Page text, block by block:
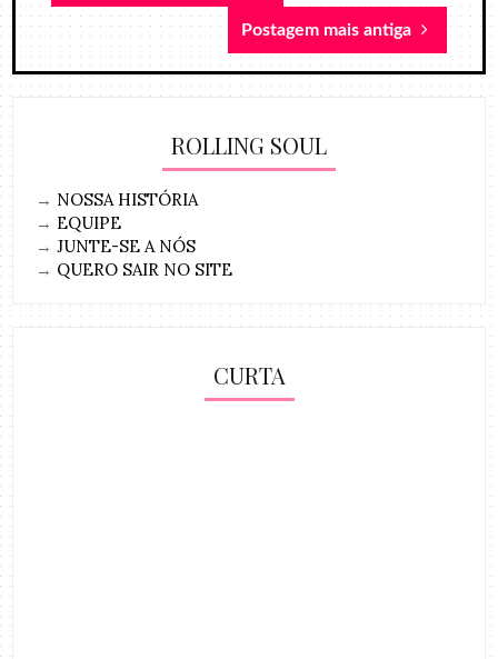
Postagem mais antiga
ROLLING SOUL
→ NOSSA HISTÓRIA
→ EQUIPE
→JUNTE-SE A NÓS
→ QUERO SAIR NO SITE
CURTA